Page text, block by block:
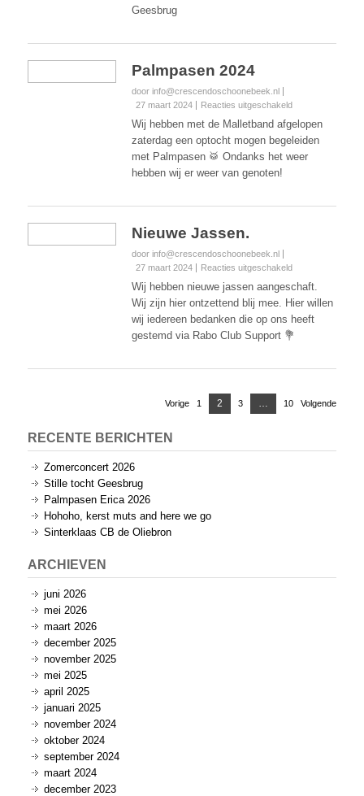
Geesbrug
Palmpasen 2024
door info@crescendoschoonebeek.nl
27 maart 2024
Reacties uitgeschakeldvoor
Palmpasen
2024
Wij hebben met de Malletband afgelopen
zaterdag een optocht mogen begeleiden
met Palmpasen 🥁 Ondanks het weer
hebben wij er weer van genoten!
Nieuwe Jassen.
door info@crescendoschoonebeek.nl
27 maart 2024
Reacties uitgeschakeldvoor
Nieuwe
Wij hebben nieuwe jassen aangeschaft.
Wij zijn hier ontzettend blij mee. Hier willen
wij iedereen bedanken die op ons heeft
gestemd via Rabo Club Support 💐
Vorige Pagina
1 Pagina
2 Pagina
3 … Pagina
10 Volgende
RECENTE BERICHTEN
Zomerconcert 2026
Stille tocht Geesbrug
Palmpasen Erica 2026
Hohoho, kerst muts and here we go
Sinterklaas CB de Oliebron
ARCHIEVEN
juni 2026
mei 2026
maart 2026
december 2025
november 2025
mei 2025
april 2025
januari 2025
november 2024
oktober 2024
september 2024
maart 2024
december 2023